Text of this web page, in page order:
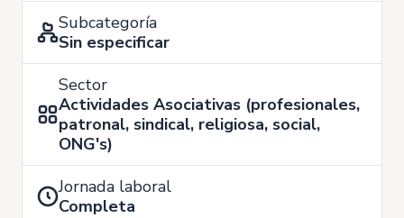
Subcategoría
Sin especificar
Sector
Actividades Asociativas (profesionales,
patronal, sindical, religiosa, social,
ONG's)
Jornada laboral
Completa